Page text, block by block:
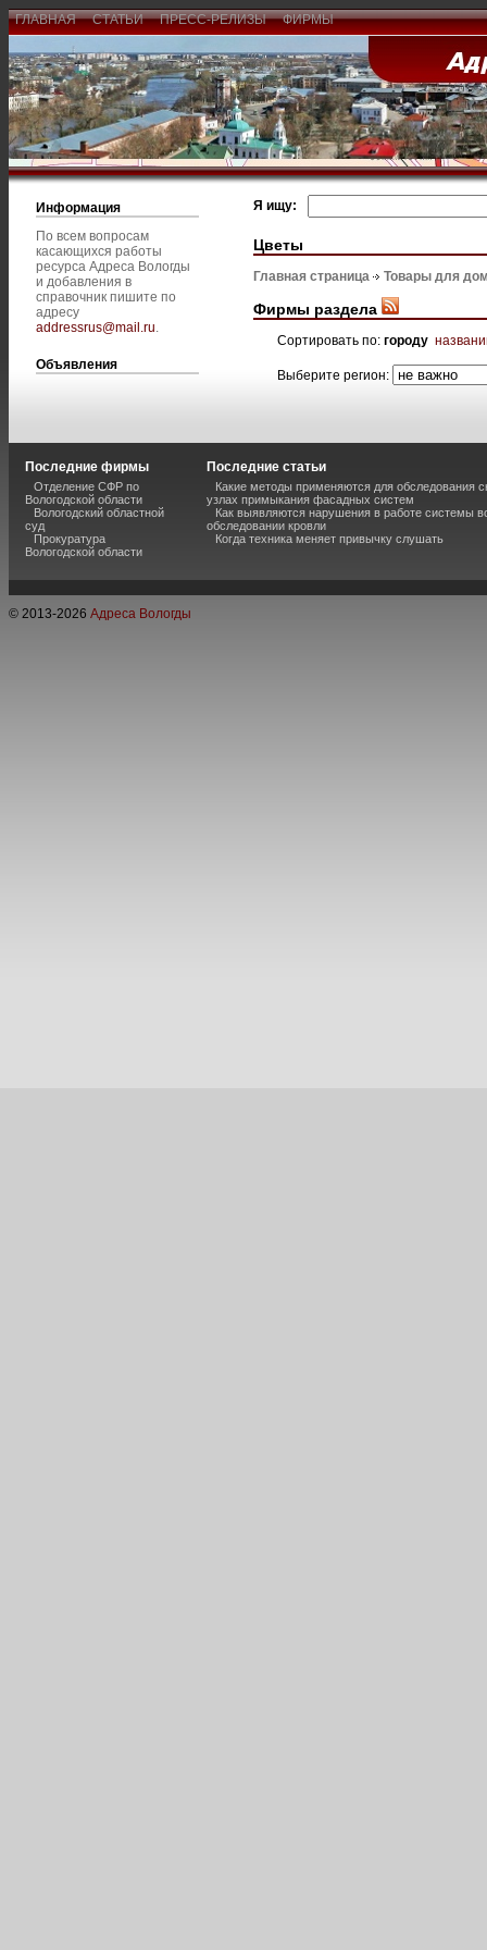
ГЛАВНАЯ СТАТЬИ ПРЕСС-РЕЛИЗЫ ФИРМЫ
Информация
По всем вопросам
касающихся работы
ресурса Адреса Вологды
и добавления в
справочник пишите по
адресу
addressrus@mail.ru.
Объявления
Я ищу:
Цветы
Главная страница Товары для
Фирмы раздела
Сортировать по: городу
Выберите регион:
Последние фирмы
Отделение СФР по
Вологодской области
Вологодский областной
суд
Прокуратура
Вологодской области
Последние статьи
Какие методы применяются для обследования
узлах примыкания фасадных систем
Как выявляются нарушения в работе системы
обследовании кровли
Когда техника меняет привычку слушать
© 2013-2026 Адреса Вологды